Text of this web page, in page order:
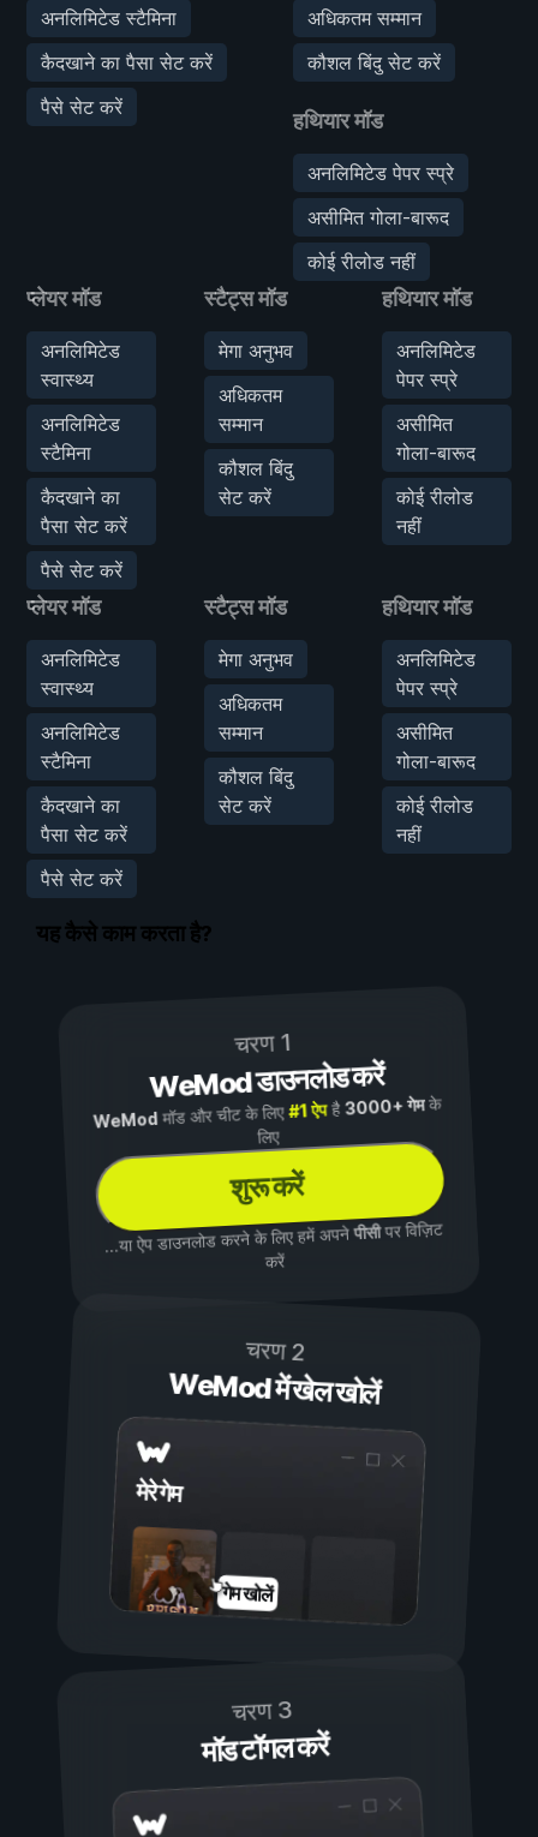
अनलिमिटेड स्टैमिना
कैदखाने का पैसा सेट करें
पैसे सेट करें
अधिकतम सम्मान
कौशल बिंदु सेट करें
हथियार मॉड
अनलिमिटेड पेपर स्प्रे
असीमित गोला-बारूद
कोई रीलोड नहीं
प्लेयर मॉड
अनलिमिटेड
स्वास्थ्य
अनलिमिटेड
स्टैमिना
कैदखाने का
पैसा सेट करें
पैसे सेट करें
स्टैट्स मॉड
मेगा अनुभव
अधिकतम
सम्मान
कौशल बिंदु
सेट करें
हथियार मॉड
अनलिमिटेड
पेपर स्प्रे
असीमित
गोला-बारूद
कोई रीलोड
नहीं
प्लेयर मॉड
अनलिमिटेड
स्वास्थ्य
अनलिमिटेड
स्टैमिना
कैदखाने का
पैसा सेट करें
पैसे सेट करें
स्टैट्स मॉड
मेगा अनुभव
अधिकतम
सम्मान
कौशल बिंदु
सेट करें
हथियार मॉड
अनलिमिटेड
पेपर स्प्रे
असीमित
गोला-बारूद
कोई रीलोड
नहीं
यह कैसे काम करता है?
चरण 1
WeMod डाउनलोड करें
WeMod मॉड और चीट के लिए#1 ऐपहै3000+ गेमके
लिए
शुरू करें
...या ऐप डाउनलोड करने के लिए हमें अपनेपीसीपर विज़िट
करें
चरण 2
WeMod में खेल खोलें
मेरे गेम
गेम खोलें
चरण 3
मॉड टॉगल करें